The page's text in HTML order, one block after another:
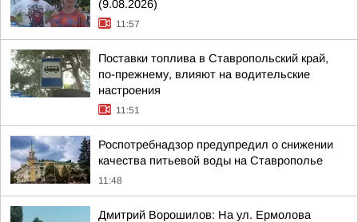
(9.08.2026)
11:57
Поставки топлива в Ставропольский край,
по-прежнему, влияют на водительские
настроения
11:51
Роспотребнадзор предупредил о снижении
качества питьевой воды на Ставрополье
11:48
Дмитрий Ворошилов: На ул. Ермолова